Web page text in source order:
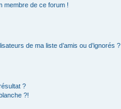
membre de ce forum !
de ma liste d’amis ou d’ignorés ?
?
?!